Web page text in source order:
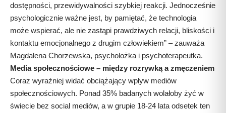
dostępności, przewidywalności szybkiej reakcji. Jednocześnie
psychologicznie ważne jest, by pamiętać, że technologia
może wspierać, ale nie zastąpi prawdziwych relacji, bliskości i
kontaktu emocjonalnego z drugim człowiekiem” – zauważa
Magdalena Chorzewska, psycholożka i psychoterapeutka.
Media społecznościowe – między rozrywką a zmęczeniem
Coraz wyraźniej widać obciążający wpływ mediów
społecznościowych. Ponad 35% badanych wolałoby żyć w
świecie bez social mediów, a w grupie 18-24 lata odsetek ten